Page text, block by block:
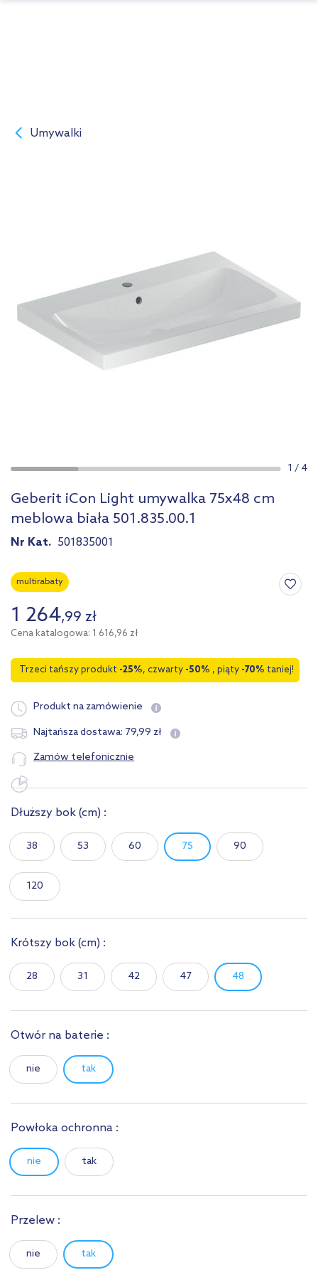
Umywalki
1 / 4
Geberit iCon Light umywalka 75x48 cm
meblowa biała 501.835.00.1
Nr Kat. 501835001
multirabaty
1 264,99 zł
Cena katalogowa: 1 616,96 zł
Trzeci tańszy produkt -25%, czwarty -50% , piąty -70% taniej!
Produkt na zamówienie
Najtańsza dostawa: 79,99 zł
Zamów telefonicznie
Dłuższy bok (cm) :
38 53 60 75 90
120
Krótszy bok (cm) :
28 31 42 47 48
Otwór na baterie :
nie tak
Powłoka ochronna :
nie tak
Przelew :
nie tak